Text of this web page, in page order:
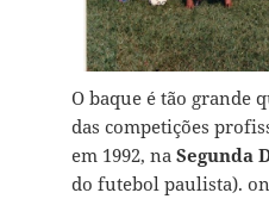
O baque é tão grande
das competições
em 1992, na Segunda
do futebol paulista).